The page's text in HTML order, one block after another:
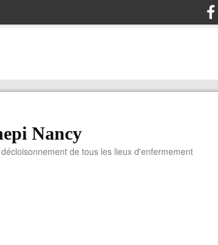
Nancy
de tous les lieux d'enfermement